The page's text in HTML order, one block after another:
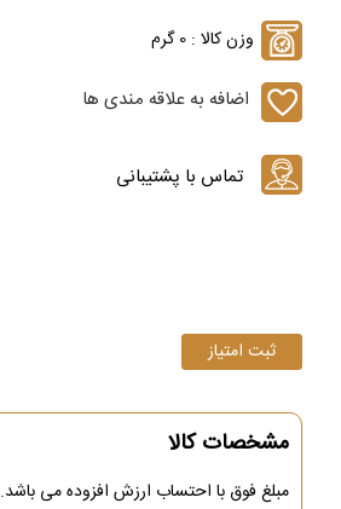
وزن کالا : 0 گرم
اضافه به علاقه مندی ها
مشخصات کالا
مبلغ فوق با احتساب ارزش افزوده می باشد.